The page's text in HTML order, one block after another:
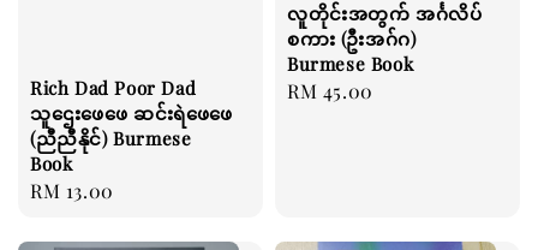
Rich Dad Poor Dad
သူဌေးဖေဖေ ဆင်းရဲဖေဖေ
(ညီညီနိုင်) Burmese
Book
Regular
RM 13.00
လူတိုင်းအတွက် အင်္ဂလိပ်
စကား (ဦးအဂ်ဂ)
Burmese Book
Regular
RM 45.00